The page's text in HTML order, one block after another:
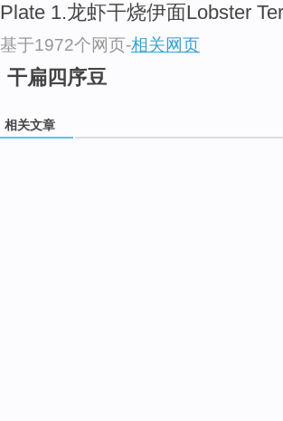
Plate 1.龙虾干烧伊面Lobster
基于1972个网页-相关网页
干扁四序豆
相关文章